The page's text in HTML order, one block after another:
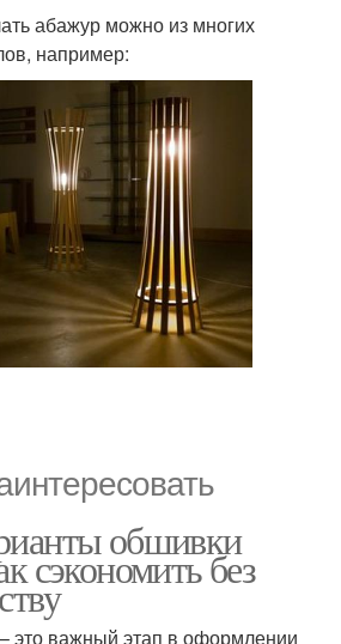
абажур можно из многих
например:
обшивки
сэкономить без
это важный этап в оформлении